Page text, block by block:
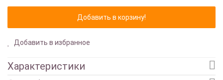
Добавить в избранное
Характеристики